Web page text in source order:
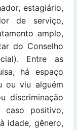
estagiário,
de serviço,
amplo,
do Conselho
Entre as
há espaço
ou viu alguém
discriminação
caso positivo,
idade, gênero,